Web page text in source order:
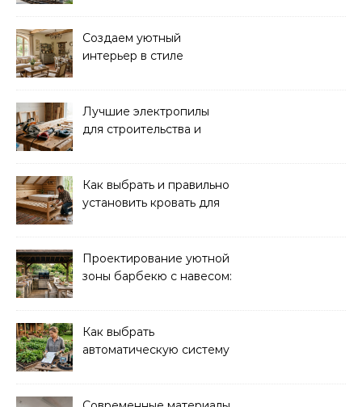
Создаем уютный
интерьер в стиле
Лучшие электропилы
для строительства и
Как выбрать и правильно
установить кровать для
Проектирование уютной
зоны барбекю с навесом:
Как выбрать
автоматическую систему